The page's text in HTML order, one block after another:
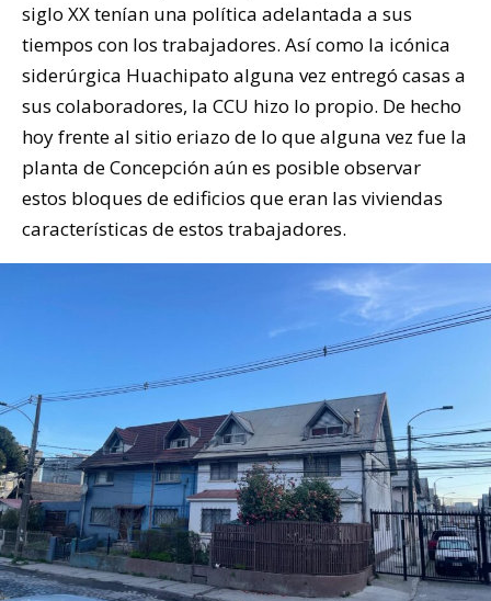
siglo XX tenían una política adelantada a sus
tiempos con los trabajadores. Así como la icónica
siderúrgica Huachipato alguna vez entregó casas a
sus colaboradores, la CCU hizo lo propio. De hecho
hoy frente al sitio eriazo de lo que alguna vez fue la
planta de Concepción aún es posible observar
estos bloques de edificios que eran las viviendas
características de estos trabajadores.